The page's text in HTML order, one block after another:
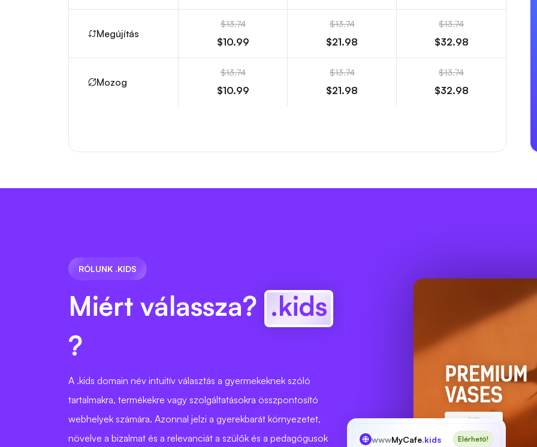
Megújítás
$13.74
$10.99
$13.74
$21.98
$13.74
$32.98
Mozog
$13.74
$10.99
$13.74
$21.98
$13.74
$32.98
RÓLUNK .KIDS
Miért válassza? .kids
?
A .kids domain név intuitív választás a gyermekeknek szóló
tartalmakra, termékekre vagy szolgáltatásokra összpontosító
webhelyek számára. Azonnal jelzi a gyerekbarát környezetet,
növelve a bizalmat és a relevanciát a szülők és a pedagógusok
wwwMyCafe.kids Elérhető!